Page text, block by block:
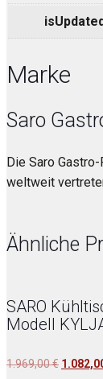
Marke
Saro
Die Saro
weltweit
Ähnliche
SARO
Modell
1.969,00€